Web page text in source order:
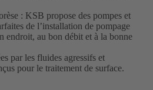
: KSB propose des pompes et
de l’installation de pompage
endroit, au bon débit et à la bonne
par les fluides agressifs et
pour le traitement de surface.